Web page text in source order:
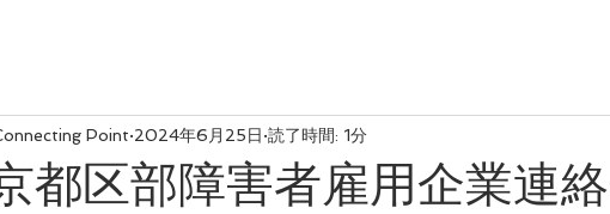
都区部障害者雇用企業連
Point 2024年6月25日 読了時間: 1分